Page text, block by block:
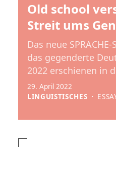
Old school
Streit ums
Das neue
das gegenderte
2022 erschienen in
29. April 2022
LINGUISTISCHES ⋅